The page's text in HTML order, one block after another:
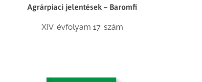
Agrárpiaci jelentések – Baromfi
XIV. évfolyam 17. szám